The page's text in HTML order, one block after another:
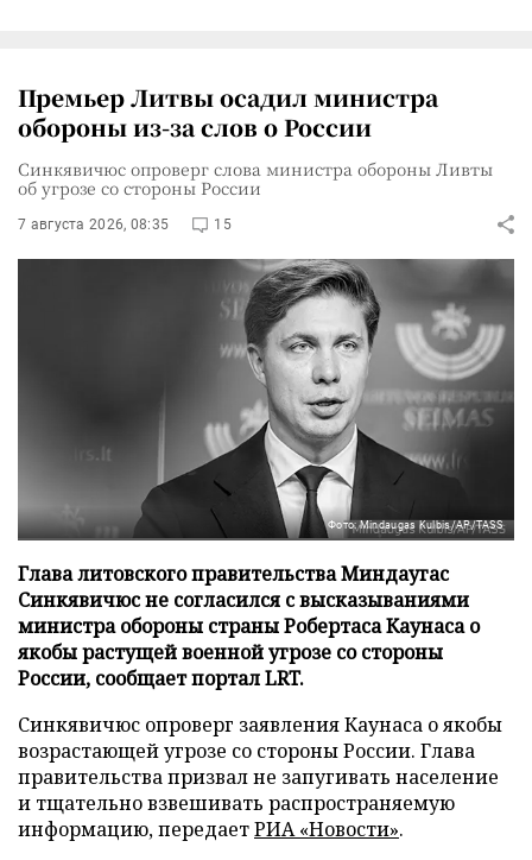
Премьер Литвы осадил министра
обороны из-за слов о России
Синкявичюс опроверг слова министра обороны Ливты
об угрозе со стороны России
7 августа 2026, 08:35 15
Фото: Mindaugas Kulbis/AP/TASS
Глава литовского правительства Миндаугас
Синкявичюс не согласился с высказываниями
министра обороны страны Робертаса Каунаса о
якобы растущей военной угрозе со стороны
России, сообщает портал LRT.
Синкявичюс опроверг заявления Каунаса о якобы
возрастающей угрозе со стороны России. Глава
правительства призвал не запугивать население
и тщательно взвешивать распространяемую
информацию, передаетРИА «Новости».